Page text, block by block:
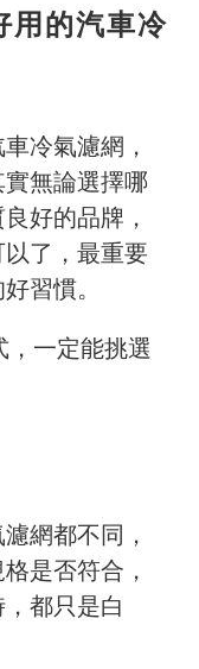
用的汽車冷
冷氣濾網，
無論選擇哪
好的品牌，
了，最重要
習慣。
一定能挑選
網都不同，
是否符合，
都只是白